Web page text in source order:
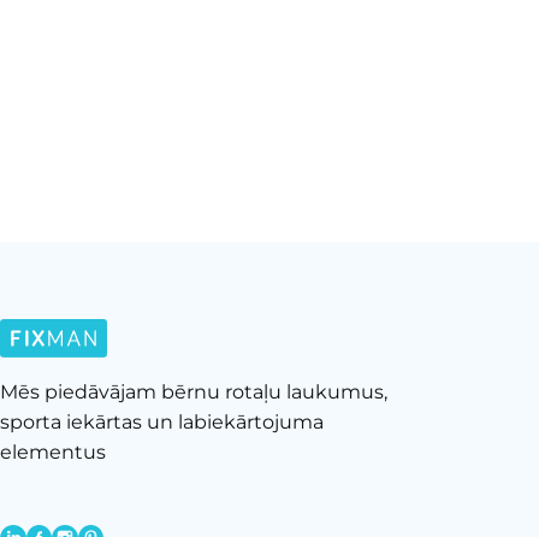
Mēs piedāvājam bērnu rotaļu laukumus,
sporta iekārtas un labiekārtojuma
elementus